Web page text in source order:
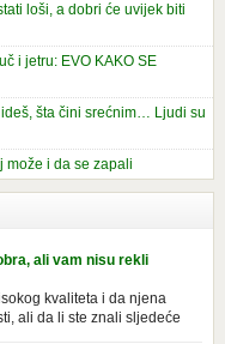
loši, a dobri će uvijek biti
i jetru: EVO KAKO SE
šta čini srećnim… Ljudi su
može i da se zapali
ali vam nisu rekli
kvaliteta i da njena
ali da li ste znali sljedeće